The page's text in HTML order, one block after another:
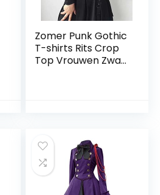
Zomer Punk Gothic
T-shirts Rits Crop
Top Vrouwen Zwart